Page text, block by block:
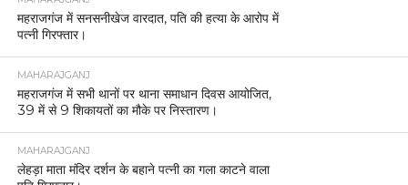
महराजगंज में सनसनीखेज वारदात, पति की हत्या के आरोप में
पत्नी गिरफ्तार।
MAHARAJGANJ
महराजगंज में सभी थानों पर थाना समाधान दिवस आयोजित,
39 में से 9 शिकायतों का मौके पर निस्तारण।
MAHARAJGANJ
लेहड़ा माता मंदिर दर्शन के बहाने पत्नी का गला काटने वाला